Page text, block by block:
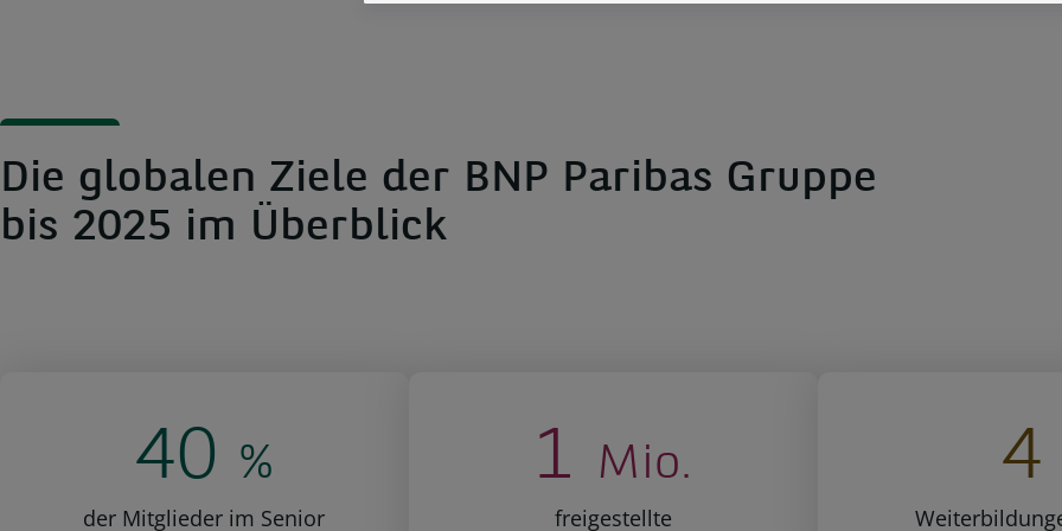
Die globalen Ziele der BNP Paribas Gruppe
bis 2025 im Überblick
40 %
der Mitglieder im Senior
1 Mio.
freigestellte
4